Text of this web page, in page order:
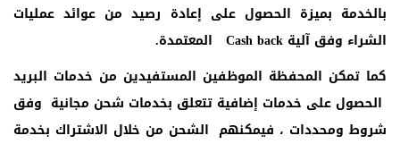
بالخدمة بميزة الحصول على إعادة رصيد من عوائد عمليات
الشراء وفق آلية Cash back المعتمدة.
كما تمكن المحفظة الموظفين المستفيدين من خدمات البريد
الحصول على خدمات إضافية تتعلق بخدمات شحن مجانية وفق
شروط ومحددات ، فيمكنهم الشحن من خلال الاشتراك بخدمة